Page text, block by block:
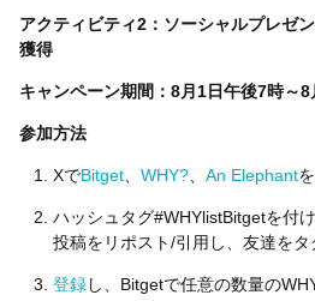
アクティビティ2：ソーシャルプレゼ
獲得
キャンペーン期間： 8月1日午後7時～8
参加方法
XでBitget WHY? An Elephant
ハッシュタグ#WHYlistBitgetを付
投稿をリポスト/引用し、友達をタ
登録し、Bitgetで任意の数量の